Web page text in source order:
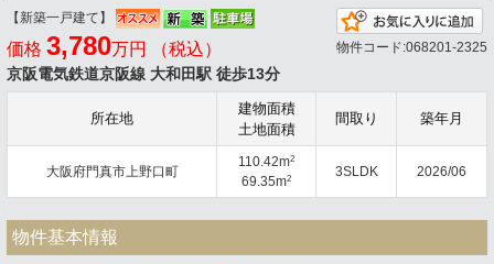
【新築一戸建て】
価格 3,780万円 （税込）
京阪電気鉄道京阪線 大和田駅 徒歩13分
物件コード:068201-2325
所在地
建物面積
土地面積
間取り 築年月
大阪府門真市上野口町
110.42m2
69.35m2 3SLDK 2026/06
物件基本情報